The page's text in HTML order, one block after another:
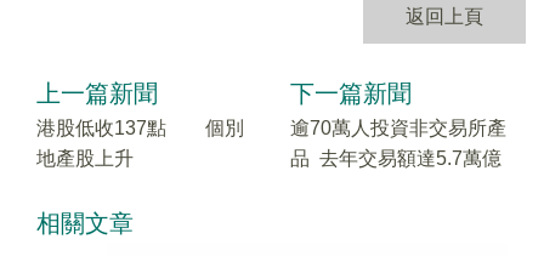
返回上頁
上一篇新聞
港股低收137點 個別
地產股上升
下一篇新聞
逾70萬人投資非交易所產
品 去年交易額達5.7萬億
相關文章